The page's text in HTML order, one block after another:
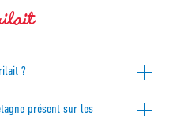
?
présent sur les